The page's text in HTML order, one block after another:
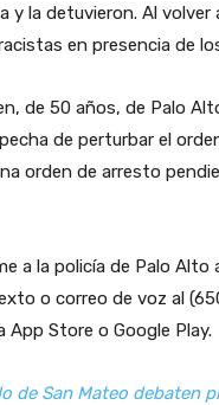
la detuvieron. Al volver
en presencia de
de 50 años, de Palo
de perturbar el
orden de arresto
a la policía de Palo Alto
o correo de voz al
App Store o Google Play.
de San Mateo debaten